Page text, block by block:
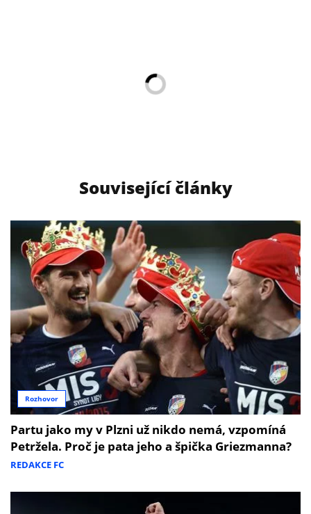
Související články
Rozhovor
Partu jako my v Plzni už nikdo nemá, vzpomíná
Petržela. Proč je pata jeho a špička Griezmanna?
REDAKCE FC